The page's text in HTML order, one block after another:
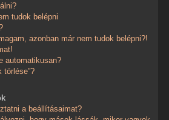
tudok belépni
azonban már nem tudok belépni?!
automatikusan?
törlése”?
a beállításaimat?